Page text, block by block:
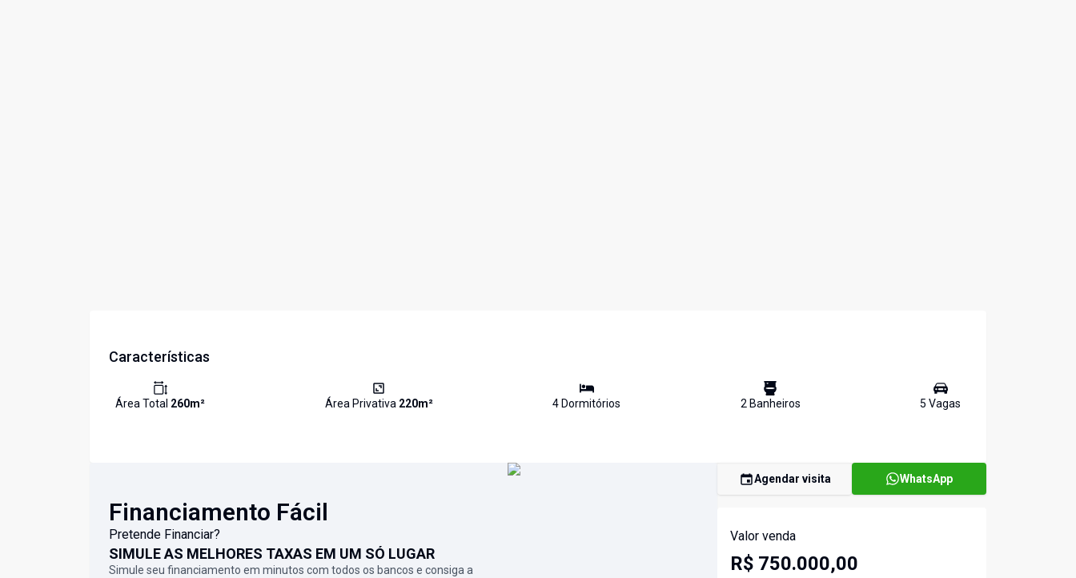
Características
Área Total 260m² Área Privativa 220m² 4 Dormitórios 2Banheiros 5 Vagas
Financiamento Fácil
Pretende Financiar?
SIMULE AS MELHORES TAXAS EM UM SÓ LUGAR
Simule seu financiamento em minutos com todos os bancos e consiga a
Agendar visita WhatsApp
Valor venda
R$ 750.000,00